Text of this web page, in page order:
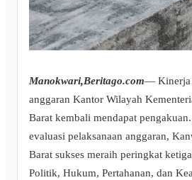
Manokwari,Beritago.com— Kinerja
anggaran Kantor Wilayah
Barat kembali mendapat
evaluasi pelaksanaan anggaran,
Barat sukses meraih peringkat
Politik, Hukum, Pertahanan, dan